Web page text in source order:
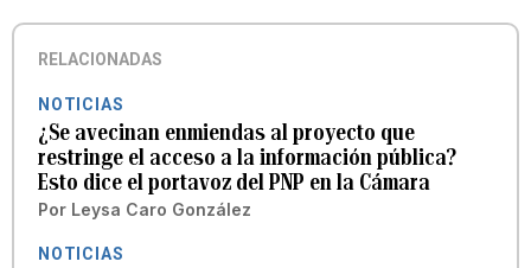
RELACIONADAS
NOTICIAS
¿Se avecinan enmiendas al proyecto que
restringe el acceso a la información pública?
Esto dice el portavoz del PNP en la Cámara
Por Leysa Caro González
NOTICIAS